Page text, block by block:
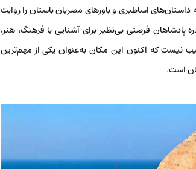
اساطیری و باورهای مصریان باستان را روایت
پادشاهان فرصتی بی‌نظیر برای آشنایی با فرهنگ، هنر،
نیست که اکنون این مکان به‌عنوان یکی از مهم‌ترین
است.